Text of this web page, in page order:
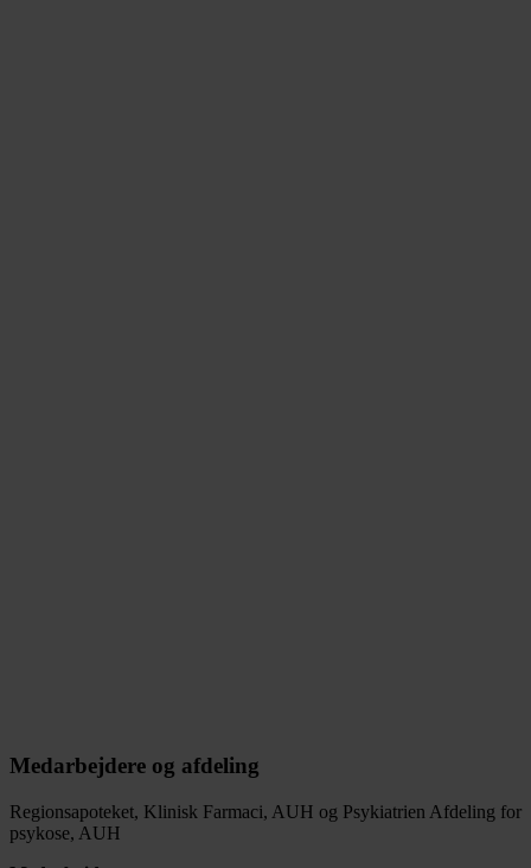
Medarbejdere og afdeling
Regionsapoteket, Klinisk Farmaci, AUH og Psykiatrien Afdeling for
psykose, AUH